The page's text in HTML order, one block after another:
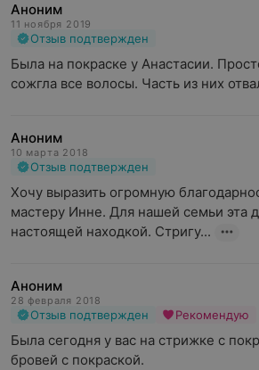
Аноним
11 ноября 2019
Отзыв подтвержден
Была на покраске у Анастасии.
сожгла все волосы. Часть из них
Аноним
10 марта 2018
Отзыв подтвержден
Хочу выразить огромную
мастеру Инне. Для нашей семьи эта
настоящей находкой. Стригу...
Аноним
28 февраля 2018
Отзыв подтвержден Рекомендую
Была сегодня у вас на стрижке с
бровей с покраской.